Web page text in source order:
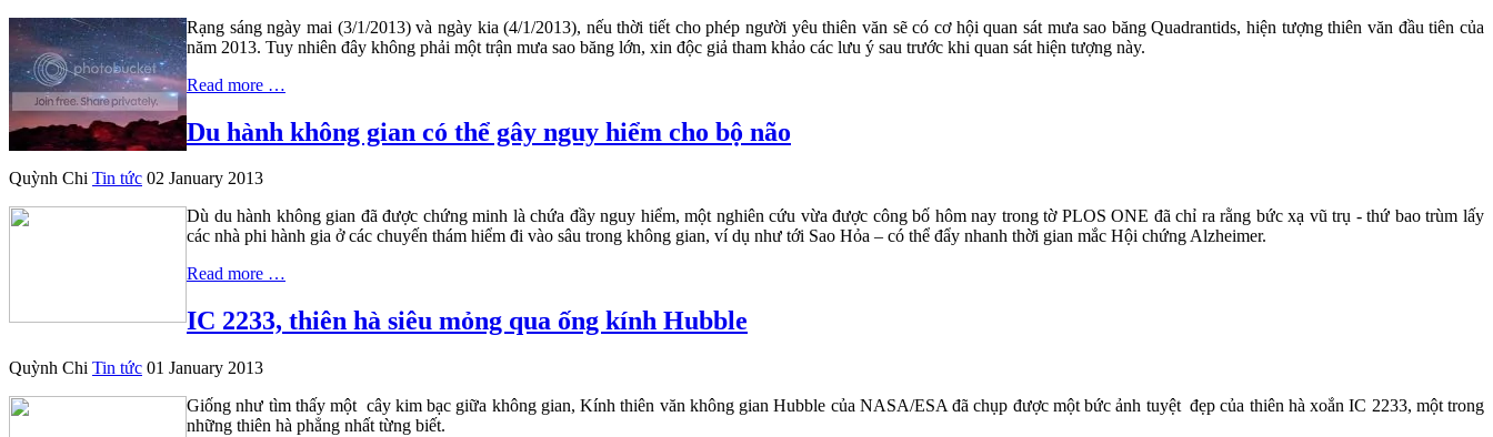
Rạng sáng ngày mai (3/1/2013) và ngày kia (4/1/2013), nếu thời tiết cho phép người yêu thiên văn sẽ có cơ hội quan sát mưa sao băng Quadrantids, hiện tượng thiên văn đầu tiên của
năm 2013. Tuy nhiên đây không phải một trận mưa sao băng lớn, xin độc giả tham khảo các lưu ý sau trước khi quan sát hiện tượng này.
Read more …
Du hành không gian có thể gây nguy hiểm cho bộ não
Quỳnh Chi Tin tức 02 January 2013
Dù du hành không gian đã được chứng minh là chứa đầy nguy hiểm, một nghiên cứu vừa được công bố hôm nay trong tờ PLOS ONE đã chỉ ra rằng bức xạ vũ trụ - thứ bao trùm lấy
các nhà phi hành gia ở các chuyến thám hiểm đi vào sâu trong không gian, ví dụ như tới Sao Hỏa – có thể đẩy nhanh thời gian mắc Hội chứng Alzheimer.
Read more …
IC 2233, thiên hà siêu mỏng qua ống kính Hubble
Quỳnh Chi Tin tức 01 January 2013
Giống như tìm thấy một cây kim bạc giữa không gian, Kính thiên văn không gian Hubble của NASA/ESA đã chụp được một bức ảnh tuyệt đẹp của thiên hà xoắn IC 2233, một trong
những thiên hà phẳng nhất từng biết.